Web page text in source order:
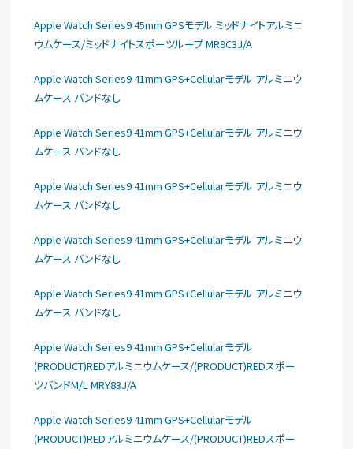
Apple Watch Series9 45mm GPSモデル ミッドナイトアルミニ
ウムケース/ミッドナイトスポーツループ MR9C3J/A
Apple Watch Series9 41mm GPS+Cellularモデル アルミニウ
ムケース バンドなし
Apple Watch Series9 41mm GPS+Cellularモデル アルミニウ
ムケース バンドなし
Apple Watch Series9 41mm GPS+Cellularモデル アルミニウ
ムケース バンドなし
Apple Watch Series9 41mm GPS+Cellularモデル アルミニウ
ムケース バンドなし
Apple Watch Series9 41mm GPS+Cellularモデル アルミニウ
ムケース バンドなし
Apple Watch Series9 41mm GPS+Cellularモデル
(PRODUCT)REDアルミニウムケース/(PRODUCT)REDスポー
ツバンドM/L MRY83J/A
Apple Watch Series9 41mm GPS+Cellularモデル
(PRODUCT)REDアルミニウムケース/(PRODUCT)REDスポー